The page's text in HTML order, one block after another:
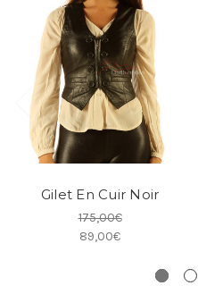
Gilet En Cuir Noir
175,00€
89,00€